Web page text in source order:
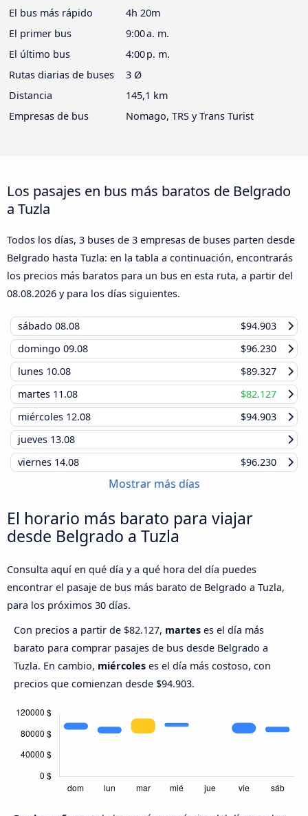
El bus más rápido
4h 20m
El primer bus
9:00 a. m.
El último bus
4:00 p. m.
Rutas diarias de buses
3 Ø
Distancia
145,1 km
Empresas de bus
Nomago, TRS y Trans Turist
Los pasajes en bus más baratos de Belgrado
a Tuzla
Todos los días, 3 buses de 3 empresas de buses parten desde
Belgrado hasta Tuzla: en la tabla a continuación, encontrarás
los precios más baratos para un bus en esta ruta, a partir del
08.08.2026 y para los días siguientes.
sábado 08.08
$94.903
domingo 09.08
$96.230
lunes 10.08
$89.327
martes 11.08
$82.127
miércoles 12.08
$94.903
jueves 13.08
viernes 14.08 $96.230
Mostrar más días
El horario más barato para viajar
desde Belgrado a Tuzla
Consulta aquí en qué día y a qué hora del día puedes
encontrar el pasaje de bus más barato de Belgrado a Tuzla,
para los próximos 30 días.
Con precios a partir de $82.127, martes es el día más
barato para comprar pasajes de bus desde Belgrado a
Tuzla. En cambio, miércoles es el día más costoso, con
precios que comienzan desde $94.903.